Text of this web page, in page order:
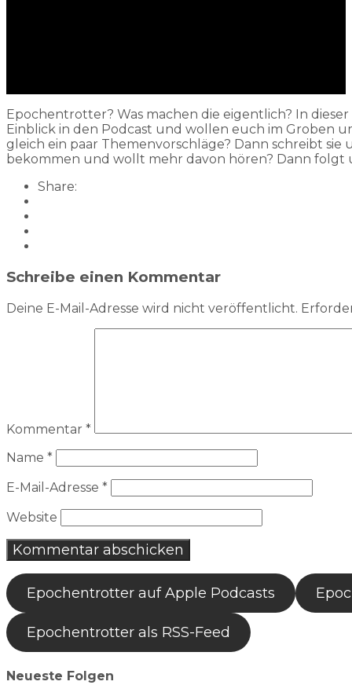
Epochentrotter? Was machen die eigentlich? In
Einblick in den Podcast und wollen euch im Groben
gleich ein paar Themenvorschläge? Dann schreibt
bekommen und wollt mehr davon hören? Dann folgt
Share:
Schreibe einen Kommentar
Deine E-Mail-Adresse wird nicht veröffentlicht.
Kommentar *
Name *
E-Mail-Adresse *
Website
Epochentrotter auf Apple Podcasts
Epochentrotter als RSS-Feed
Neueste Folgen